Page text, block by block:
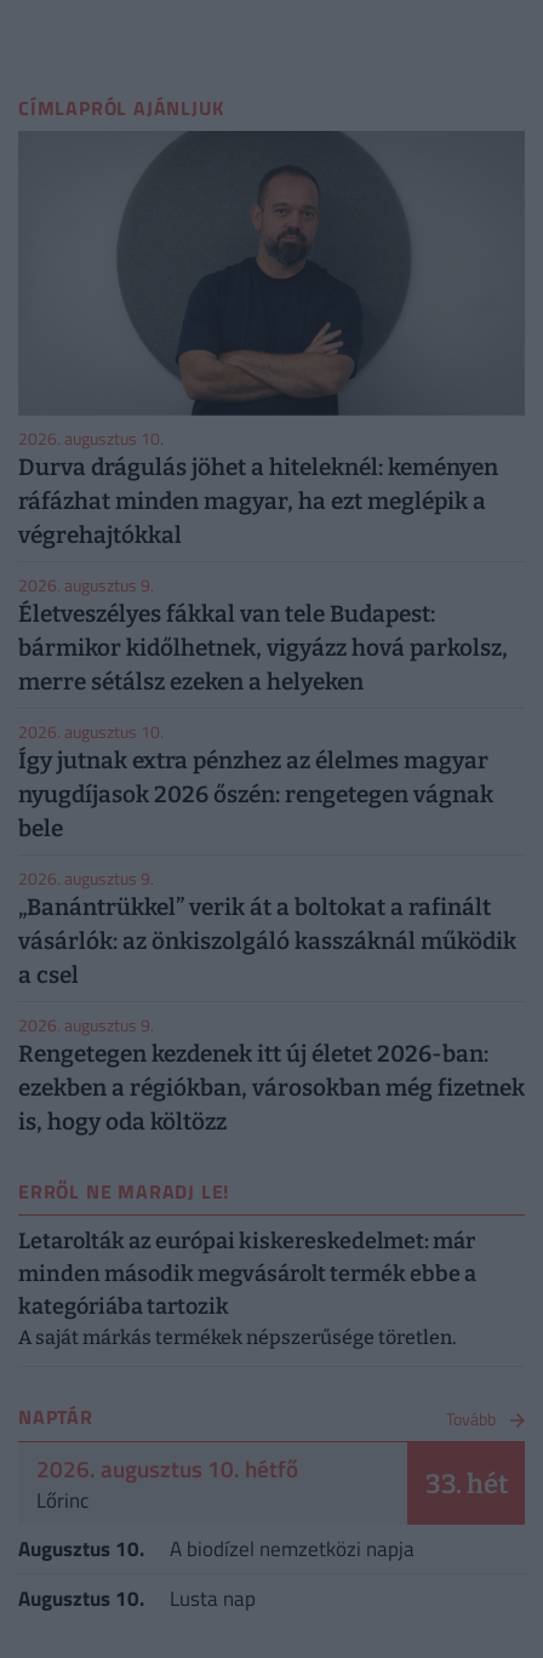
CÍMLAPRÓL AJÁNLJUK
2026. augusztus 10.
Durva drágulás jöhet a hiteleknél: keményen
ráfázhat minden magyar, ha ezt meglépik a
végrehajtókkal
2026. augusztus 9.
Életveszélyes fákkal van tele Budapest:
bármikor kidőlhetnek, vigyázz hová parkolsz,
merre sétálsz ezeken a helyeken
2026. augusztus 10.
Így jutnak extra pénzhez az élelmes magyar
nyugdíjasok 2026 őszén: rengetegen vágnak
bele
2026. augusztus 9.
„Banántrükkel” verik át a boltokat a rafinált
vásárlók: az önkiszolgáló kasszáknál működik
a csel
2026. augusztus 9.
Rengetegen kezdenek itt új életet 2026-ban:
ezekben a régiókban, városokban még fizetnek
is, hogy oda költözz
ERRŐL NE MARADJ LE!
Letarolták az európai kiskereskedelmet: már
minden második megvásárolt termék ebbe a
kategóriába tartozik
A saját márkás termékek népszerűsége töretlen.
NAPTÁR Tovább
2026. augusztus 10. hétfő
Lőrinc 33. hét
Augusztus 10.
A biodízel nemzetközi napja
Augusztus 10.
Lusta nap